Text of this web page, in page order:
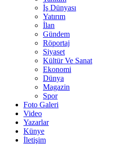
İş Dünyası
Yatırım
İlan
Gündem
Röportaj
Siyaset
Kültür Ve Sanat
Ekonomi
Dünya
Magazin
Spor
Foto Galeri
Video
Yazarlar
Künye
İletişim